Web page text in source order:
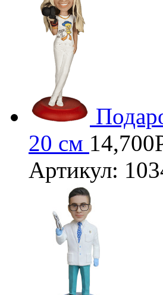
20 см 14,700
Артикул: